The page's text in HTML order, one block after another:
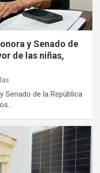
y Senado de
de las niñas,
Senado de la República